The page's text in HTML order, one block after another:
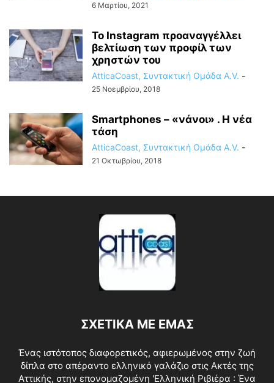
6 Μαρτίου, 2021
Το Instagram προαναγγέλλει
βελτίωση των προφίλ των
χρηστών του
AtticaCoast, Συντακτική Ομάδα A.V. -
25 Νοεμβρίου, 2018
Smartphones – «νάνοι» . Η νέα
τάση
AtticaCoast, Συντακτική Ομάδα A.V. -
21 Οκτωβρίου, 2018
ΣΧΕΤΙΚΑ ΜΕ ΕΜΑΣ
Ένας ιστότοπος διαφορετικός, αφιερωμένος στην ζωή
δίπλα στο απέραντο ελληνικό γαλάζιο στις Ακτές της
Αττικής, στην επονομαζομένη 'Ελληνική Ριβιέρα : Ένα